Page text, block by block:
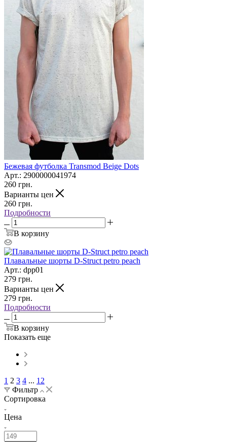
Бежевая футболка Transmod Beige Dots
Арт.: 2900000041974
260 грн.
Варианты цен
260 грн.
Подробности
В корзину
Плавальные шорты D-Struct petro peach
Арт.: dpp01
279 грн.
Варианты цен
279 грн.
Подробности
В корзину
Показать еще
1 2 3 4 ... 12
Фильтр
Сортировка
Цена